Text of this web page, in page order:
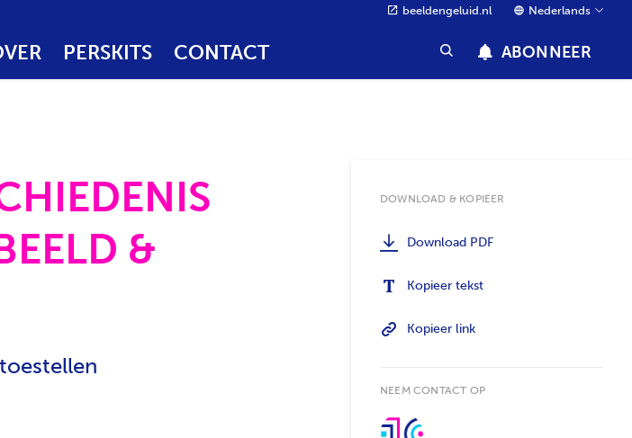
beeldengeluid.nl Nederlands
PERSKITS CONTACT ABONNEER
&
DOWNLOAD & KOPIEER
Download PDF
Kopieer tekst
Kopieer link
NEEM CONTACT OP